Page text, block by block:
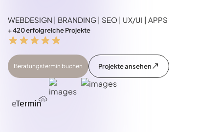
+ 420 erfolgreiche Projekte
WEBDESIGN | BRANDING | SEO | UX/UI | APPS
Beratungstermin buchen Projekte ansehen